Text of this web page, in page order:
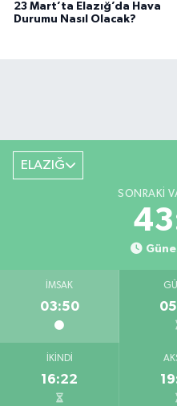
23 Mart’ta Elazığ’da Hava
Durumu Nasıl Olacak?
ELAZIĞ
SONRAKI
İMSAK
03:50
İKINDI
16:22